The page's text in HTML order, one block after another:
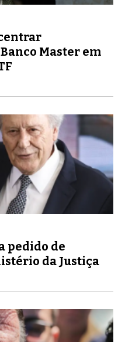
Master em
pedido de
da Justiça